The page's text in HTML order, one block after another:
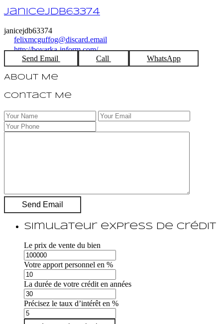
janicejdb63374
janicejdb63374
felixmcguffog@discard.email
http://boyarka-inform.com/
Send Email
Call WhatsApp
About Me
Contact Me
Simulateur express de crédit
Le prix de vente du bien
Votre apport personnel en %
La durée de votre crédit en années
Précisez le taux d’intérêt en %